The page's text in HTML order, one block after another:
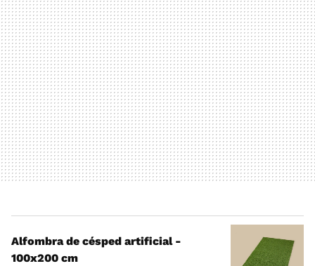
Alfombra de césped artificial -
100x200 cm